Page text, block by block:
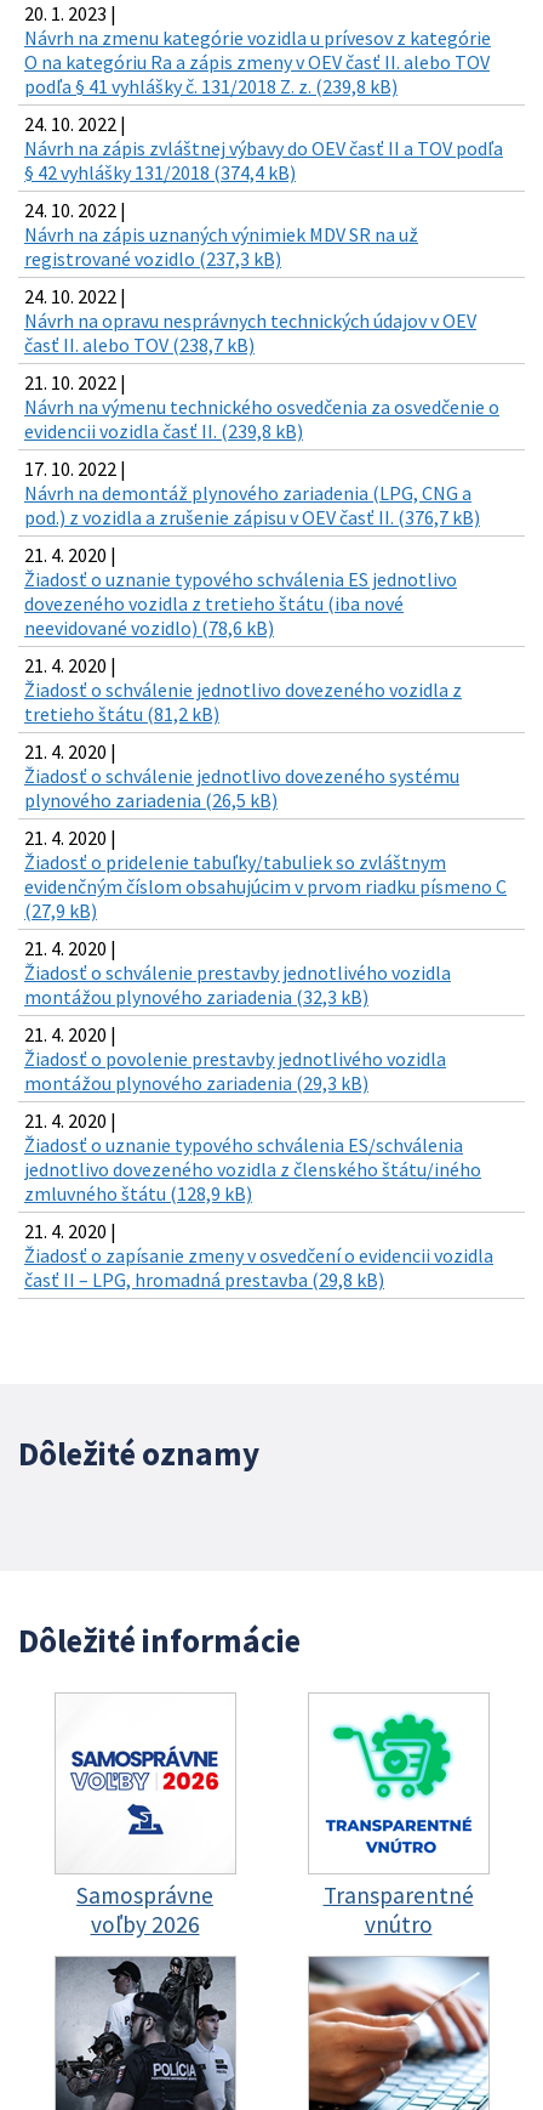
20. 1. 2023 |
Návrh na zmenu kategórie vozidla u prívesov z kategórie
O na kategóriu Ra a zápis zmeny v OEV časť II. alebo TOV
podľa § 41 vyhlášky č. 131/2018 Z. z. (239,8 kB)
24. 10. 2022 |
Návrh na zápis zvláštnej výbavy do OEV časť II a TOV podľa
§ 42 vyhlášky 131/2018 (374,4 kB)
24. 10. 2022 |
Návrh na zápis uznaných výnimiek MDV SR na už
registrované vozidlo (237,3 kB)
24. 10. 2022 |
Návrh na opravu nesprávnych technických údajov v OEV
časť II. alebo TOV (238,7 kB)
21. 10. 2022 |
Návrh na výmenu technického osvedčenia za osvedčenie o
evidencii vozidla časť II. (239,8 kB)
17. 10. 2022 |
Návrh na demontáž plynového zariadenia (LPG, CNG a
pod.) z vozidla a zrušenie zápisu v OEV časť II. (376,7 kB)
21. 4. 2020 |
Žiadosť o uznanie typového schválenia ES jednotlivo
dovezeného vozidla z tretieho štátu (iba nové
neevidované vozidlo) (78,6 kB)
21. 4. 2020 |
Žiadosť o schválenie jednotlivo dovezeného vozidla z
tretieho štátu (81,2 kB)
21. 4. 2020 |
Žiadosť o schválenie jednotlivo dovezeného systému
plynového zariadenia (26,5 kB)
21. 4. 2020 |
Žiadosť o pridelenie tabuľky/tabuliek so zvláštnym
evidenčným číslom obsahujúcim v prvom riadku písmeno C
(27,9 kB)
21. 4. 2020 |
Žiadosť o schválenie prestavby jednotlivého vozidla
montážou plynového zariadenia (32,3 kB)
21. 4. 2020 |
Žiadosť o povolenie prestavby jednotlivého vozidla
montážou plynového zariadenia (29,3 kB)
21. 4. 2020 |
Žiadosť o uznanie typového schválenia ES/schválenia
jednotlivo dovezeného vozidla z členského štátu/iného
zmluvného štátu (128,9 kB)
21. 4. 2020 |
Žiadosť o zapísanie zmeny v osvedčení o evidencii vozidla
časť II – LPG, hromadná prestavba (29,8 kB)
Dôležité oznamy
Dôležité informácie
Samosprávne
voľby 2026
Transparentné
vnútro